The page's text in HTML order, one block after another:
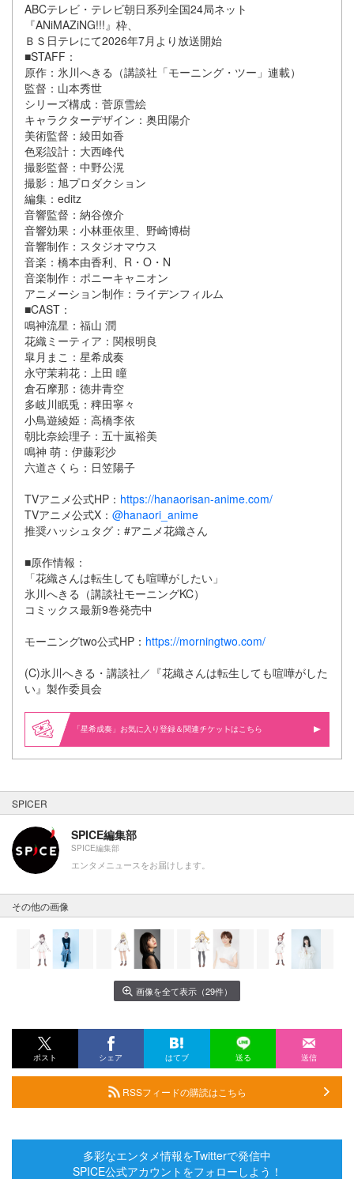
ABCテレビ・テレビ朝日系列全国24局ネット
『ANiMAZiNG!!!』枠、
ＢＳ日テレにて2026年7月より放送開始
■STAFF：
原作：氷川へきる（講談社「モーニング・ツー」連載）
監督：山本秀世
シリーズ構成：菅原雪絵
キャラクターデザイン：奥田陽介
美術監督：綾田如香
色彩設計：大西峰代
撮影監督：中野公滉
撮影：旭プロダクション
編集：editz
音響監督：納谷僚介
音響効果：小林亜依里、野崎博樹
音響制作：スタジオマウス
音楽：橋本由香利、R・O・N
音楽制作：ポニーキャニオン
アニメーション制作：ライデンフィルム
■CAST：
鳴神流星：福山 潤
花織ミーティア：関根明良
皐月まこ：星希成奏
永守茉莉花：上田 瞳
倉石摩那：徳井青空
多岐川眠兎：稗田寧々
小鳥遊綾姫：高橋李依
朝比奈絵理子：五十嵐裕美
鳴神 萌：伊藤彩沙
六道さくら：日笠陽子
TVアニメ公式HP： https://hanaorisan-anime.com/
TVアニメ公式X： @hanaori_anime
推奨ハッシュタグ：#アニメ花織さん
■原作情報：
「花織さんは転生しても喧嘩がしたい」
氷川へきる（講談社モーニングKC）
コミックス最新9巻発売中
モーニングtwo公式HP： https://morningtwo.com/
(C)氷川へきる・講談社／『花織さんは転生しても喧嘩がした
い』製作委員会
「星希成奏」お気に入り登録＆関連 はこちら
SPICER
SPICE編集部
SPICE編集部
エンタメニュースをお届けします。
その他の画像
画像を全て表示（29件）
ポスト シェア はてブ 送る 送信
RSSフィードの購読はこちら
多彩なエンタメ情報をTwitterで発信中
SPICE公式アカウントをフォローしよう！